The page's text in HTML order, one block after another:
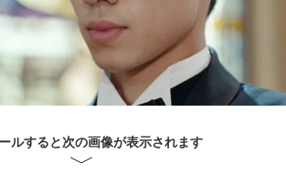
ルすると次の画像が表示されます